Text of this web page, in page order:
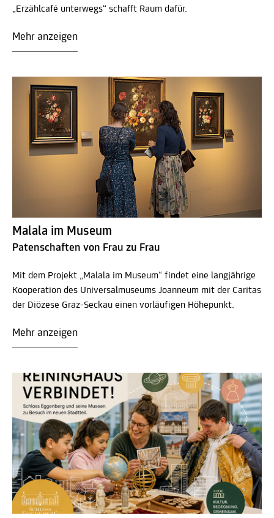
„Erzählcafé unterwegs“ schafft Raum dafür.
Mehr anzeigen
Malala im Museum
Patenschaften von Frau zu Frau
Mit dem Projekt „Malala im Museum“ findet eine langjährige
Kooperation des Universalmuseums Joanneum mit der Caritas
der Diözese Graz-Seckau einen vorläufigen Höhepunkt.
Mehr anzeigen